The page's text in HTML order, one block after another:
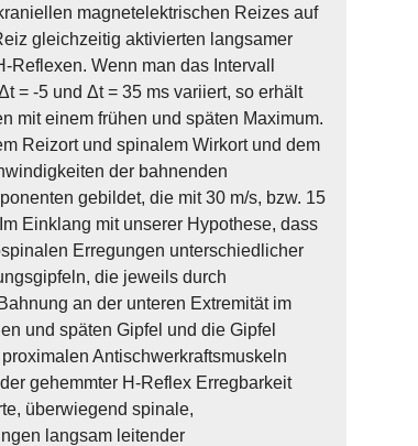
magnetelektrischen Reizes auf
gleichzeitig aktivierten langsamer
Wenn man das Intervall
= -5 und Δt = 35 ms variiert, so erhält
mit einem frühen und späten Maximum.
Reizort und spinalem Wirkort und dem
der bahnenden
gebildet, die mit 30 m/s, bzw. 15
Einklang mit unserer Hypothese, dass
Erregungen unterschiedlicher
die jeweils durch
an der unteren Extremität im
und späten Gipfel und die Gipfel
Antischwerkraftsmuskeln
gehemmter H-Reflex Erregbarkeit
überwiegend spinale,
langsam leitender